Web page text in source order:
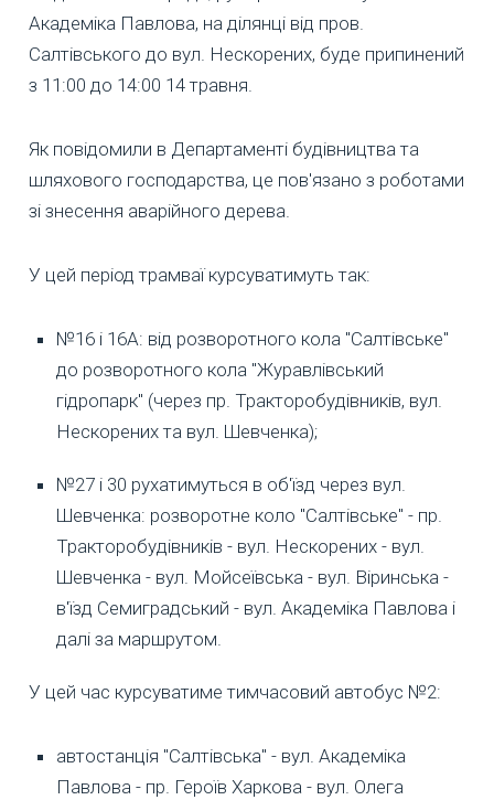
Академіка Павлова, на ділянці від пров.
Салтівського до вул. Нескорених, буде припинений
з 11:00 до 14:00 14 травня.
Як повідомили в Департаменті будівництва та
шляхового господарства, це пов'язано з роботами
зі знесення аварійного дерева.
У цей період трамваї курсуватимуть так:
№16 і 16А: від розворотного кола "Салтівське"
до розворотного кола "Журавлівський
гідропарк" (через пр. Тракторобудівників, вул.
Нескорених та вул. Шевченка);
№27 і 30 рухатимуться в об'їзд через вул.
Шевченка: розворотне коло "Салтівське" - пр.
Тракторобудівників - вул. Нескорених - вул.
Шевченка - вул. Мойсеївська - вул. Віринська -
в'їзд Семиградський - вул. Академіка Павлова і
далі за маршрутом.
У цей час курсуватиме тимчасовий автобус №2:
автостанція "Салтівська" - вул. Академіка
Павлова - пр. Героїв Харкова - вул. Олега